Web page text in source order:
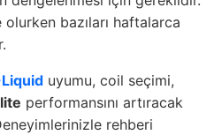
bazıları haftalarca
uyumu, coil seçimi,
performansını artıracak
rehberi